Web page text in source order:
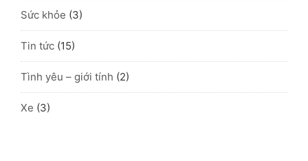
Sức khỏe (3)
Tin tức (15)
Tình yêu – giới tính (2)
Xe (3)